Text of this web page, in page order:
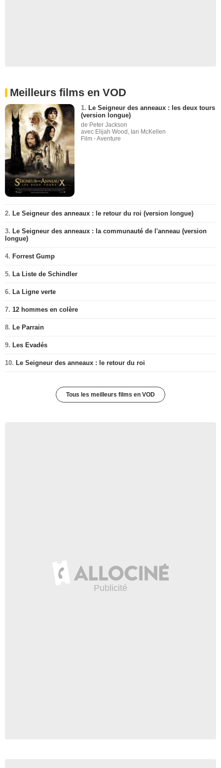
Meilleurs films en VOD
1. Le Seigneur des anneaux : les deux tours
(version longue)
de Peter Jackson
avec Elijah Wood, Ian McKellen
Film - Aventure
2. Le Seigneur des anneaux : le retour du roi (version longue)
3. Le Seigneur des anneaux : la communauté de l'anneau (version
longue)
4. Forrest Gump
5. La Liste de Schindler
6. La Ligne verte
7. 12 hommes en colère
8. Le Parrain
9. Les Evadés
10. Le Seigneur des anneaux : le retour du roi
Tous les meilleurs films en VOD